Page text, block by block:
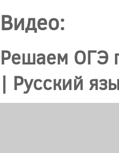
Видео:
Решаем ОГЭ
| Русский